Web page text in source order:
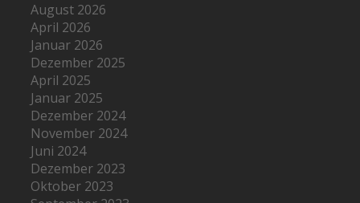
August 2026
April 2026
Januar 2026
Dezember 2025
April 2025
Januar 2025
Dezember 2024
November 2024
Juni 2024
Dezember 2023
Oktober 2023